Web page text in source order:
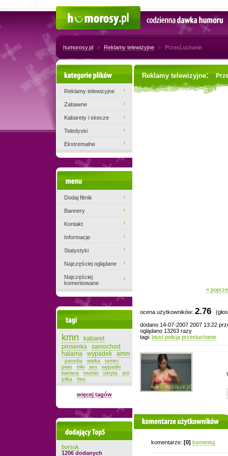
Codzienna dawka humoru
humorosy.pl Reklamy telewizyjne PrzesĹuchanie
Reklamy telewizyjne:
«
ocena użytkowników: 2.76
dodano 14-07-2007 2007 13:22
oglądano 13263 razy
tagi: biust policja przesluchanie
komentarze użytkowników
komentarze: [0] komentuj
Kategorie plików
Reklamy telewizyjne
Zabawne
Kabarety i skecze
Teledyski
Ekstremalne
Dodaj filmik
Bannery
Kontakt
Informacje
Statystyki
Najczęściej oglądane
Najczęściej
komentowane
kmn
kabaret
piosenka
samochod
halama
wypadek amm
parodia walka
taniec
piwo
triki sex
wypadki
kamera
mumio ukryta
ani
pilka
mru
więcej tagów
Dodający top-5
borsuk
1206 dodanych